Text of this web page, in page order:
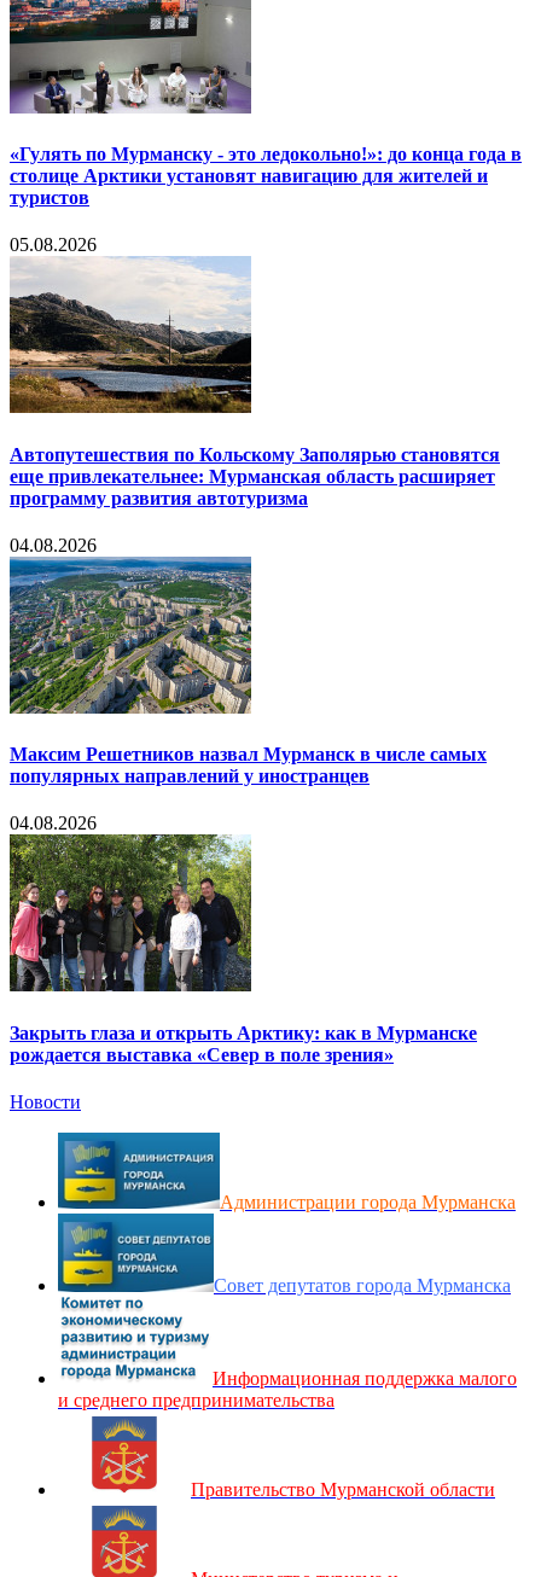
«Гулять по Мурманску - это ледокольно!»: до конца года в
столице Арктики установят навигацию для жителей и
туристов
05.08.2026
Автопутешествия по Кольскому Заполярью становятся
еще привлекательнее: Мурманская область расширяет
программу развития автотуризма
04.08.2026
Максим Решетников назвал Мурманск в числе самых
популярных направлений у иностранцев
04.08.2026
Закрыть глаза и открыть Арктику: как в Мурманске
рождается выставка «Север в поле зрения»
Новости
Администрации города Мурманска
Совет депутатов города Мурманска
Информационная поддержка малого
и среднего предпринимательства
Правительство Мурманской области